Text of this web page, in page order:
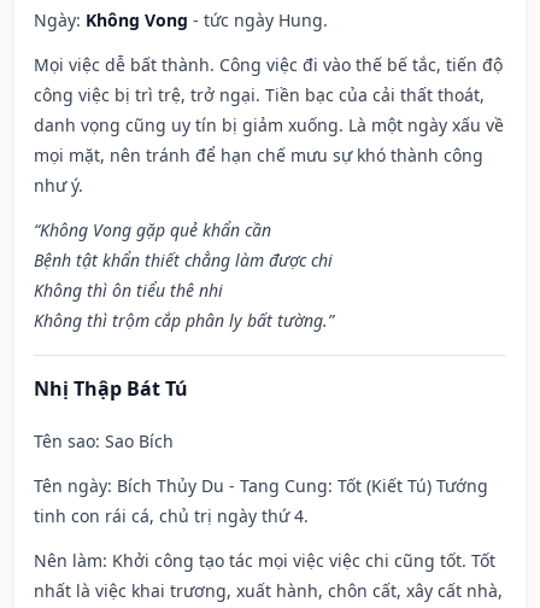
Ngày: Không Vong - tức ngày Hung.
Mọi việc dễ bất thành. Công việc đi vào thế bế tắc, tiến độ
công việc bị trì trệ, trở ngại. Tiền bạc của cải thất thoát,
danh vọng cũng uy tín bị giảm xuống. Là một ngày xấu về
mọi mặt, nên tránh để hạn chế mưu sự khó thành công
như ý.
“Không Vong gặp quẻ khẩn cần
Bệnh tật khẩn thiết chẳng làm được chi
Không thì ôn tiểu thê nhi
Không thì trộm cắp phân ly bất tường.”
Nhị Thập Bát Tú
Tên sao: Sao Bích
Tên ngày: Bích Thủy Du - Tang Cung: Tốt (Kiết Tú) Tướng
tinh con rái cá, chủ trị ngày thứ 4.
Nên làm: Khởi công tạo tác mọi việc việc chi cũng tốt. Tốt
nhất là việc khai trương, xuất hành, chôn cất, xây cất nhà,